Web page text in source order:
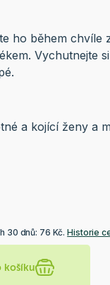
ho během chvíle
Vychutnejte
a kojící ženy a
30 dnů: 76 Kč.Historie
košíku